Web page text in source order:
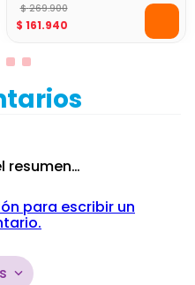
Shooter Toy Logic Gris
$ 269.900
$ 161.940
resumen…
para escribir un